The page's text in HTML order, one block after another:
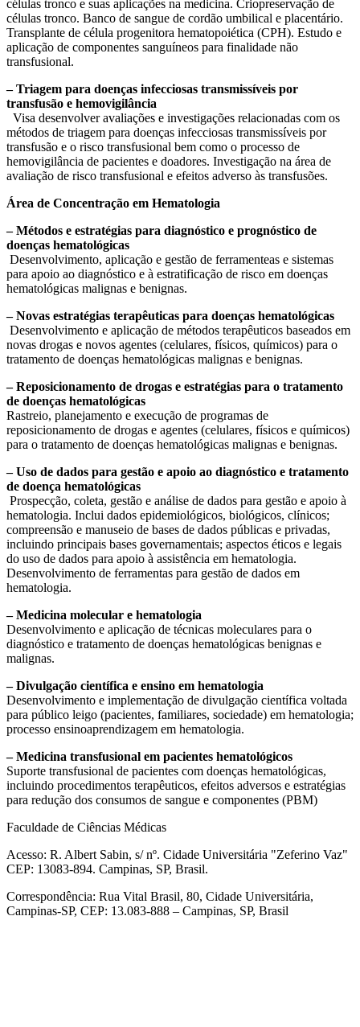
células tronco e suas aplicações na medicina. Criopreservação de
células tronco. Banco de sangue de cordão umbilical e placentário.
Transplante de célula progenitora hematopoiética (CPH). Estudo e
aplicação de componentes sanguíneos para finalidade não
transfusional.
– Triagem para doenças infecciosas transmissíveis por
transfusão e hemovigilância
Visa desenvolver avaliações e investigações relacionadas com os
métodos de triagem para doenças infecciosas transmissíveis por
transfusão e o risco transfusional bem como o processo de
hemovigilância de pacientes e doadores. Investigação na área de
avaliação de risco transfusional e efeitos adverso às transfusões.
Área de Concentração em Hematologia
– Métodos e estratégias para diagnóstico e prognóstico de
doenças hematológicas
Desenvolvimento, aplicação e gestão de ferramenteas e sistemas
para apoio ao diagnóstico e à estratificação de risco em doenças
hematológicas malignas e benignas.
– Novas estratégias terapêuticas para doenças hematológicas
Desenvolvimento e aplicação de métodos terapêuticos baseados em
novas drogas e novos agentes (celulares, físicos, químicos) para o
tratamento de doenças hematológicas malignas e benignas.
– Reposicionamento de drogas e estratégias para o tratamento
de doenças hematológicas
Rastreio, planejamento e execução de programas de
reposicionamento de drogas e agentes (celulares, físicos e químicos)
para o tratamento de doenças hematológicas malignas e benignas.
– Uso de dados para gestão e apoio ao diagnóstico e tratamento
de doença hematológicas
Prospecção, coleta, gestão e análise de dados para gestão e apoio à
hematologia. Inclui dados epidemiológicos, biológicos, clínicos;
compreensão e manuseio de bases de dados públicas e privadas,
incluindo principais bases governamentais; aspectos éticos e legais
do uso de dados para apoio à assistência em hematologia.
Desenvolvimento de ferramentas para gestão de dados em
hematologia.
– Medicina molecular e hematologia
Desenvolvimento e aplicação de técnicas moleculares para o
diagnóstico e tratamento de doenças hematológicas benignas e
malignas.
– Divulgação científica e ensino em hematologia
Desenvolvimento e implementação de divulgação científica voltada
para público leigo (pacientes, familiares, sociedade) em hematologia;
processo ensinoaprendizagem em hematologia.
– Medicina transfusional em pacientes hematológicos
Suporte transfusional de pacientes com doenças hematológicas,
incluindo procedimentos terapêuticos, efeitos adversos e estratégias
para redução dos consumos de sangue e componentes (PBM)
Faculdade de Ciências Médicas
Acesso: R. Albert Sabin, s/ nº. Cidade Universitária "Zeferino Vaz"
CEP: 13083-894. Campinas, SP, Brasil.
Correspondência: Rua Vital Brasil, 80, Cidade Universitária,
Campinas-SP, CEP: 13.083-888 – Campinas, SP, Brasil